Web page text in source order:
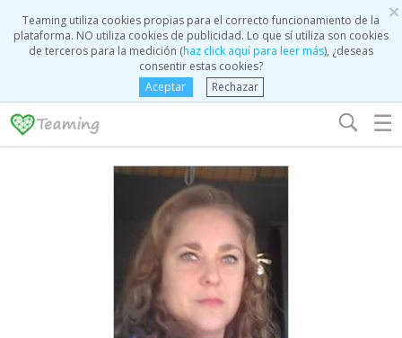
×
Teaming utiliza cookies propias para el correcto funcionamiento de la
plataforma. NO utiliza cookies de publicidad. Lo que sí utiliza son cookies
de terceros para la medición (haz click aquí para leer más), ¿deseas
consentir estas cookies?
Aceptar
Rechazar
☰